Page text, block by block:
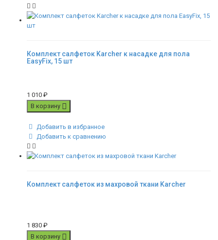
Комплект салфеток Karcher к насадке для пола
EasyFix, 15 шт
1 010 ₽
В корзину
Добавить в избранное
Добавить к сравнению
Комплект салфеток из махровой ткани Karcher
1 830 ₽
В корзину